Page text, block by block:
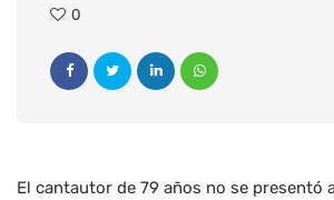
0
El cantautor de 79 años no se presentó